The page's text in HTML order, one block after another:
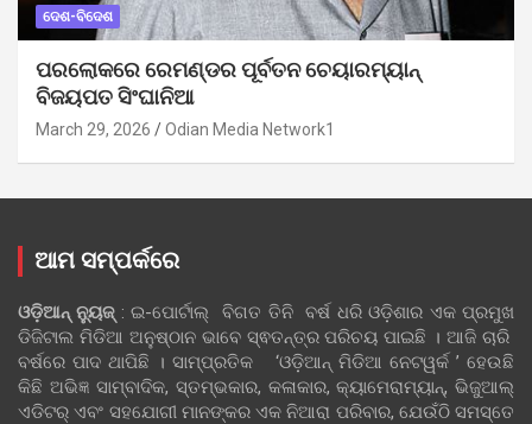
ଦେଶ-ବିଦେଶ
ପରଲୋକରେ ରେମଣ୍ଡର ପୂର୍ବତନ ଚେୟାରମ୍ୟାନ୍
ବିଜୟପତ ସିଂଘାନିଆ
March 29, 2026 Odian Media Network1
ଆମ ସମ୍ପର୍କରେ
ଓଡ଼ିଆନ୍‍ ନ୍ୟୁଜ୍‍: ଇ-ପୋର୍ଟାଲ୍ ବିଗତ ତିନି ବର୍ଷ ଧରି ଓଡ଼ିଶାର ଏକ ପ୍ରମୁଖ
ଡିଜିଟାଲ ମିଡିଆ ଅନୁଷ୍ଠାନ ଭାବେ ସ୍ଵତନ୍ତ୍ର ପରିଚୟ ପାଇଛି । ଆଜି ଚାରି
ବର୍ଷରେ ପାଦ ଥାପିଛି । ସାମ୍ପ୍ରତିକ ‘ଓଡ଼ିଆନ୍‍ ମିଡିଆ ନେଟୱର୍କ ’ ହେଉଛି
କିଛି ଅଭିଜ୍ଞ ସାମ୍ବାଦିକ, ସ୍ତମ୍ଭକାର, କଳାକାର, କ୍ୟାମେରାମ୍ୟାନ୍, ଭିଜୁଆଲ୍
ଏଡିଟର୍ ଏବଂ ସହଯୋଗୀ ମାନଙ୍କର ଏକ ନିଆରା ପରିବାର, ଯେଉଁଠି ସମସ୍ତେ